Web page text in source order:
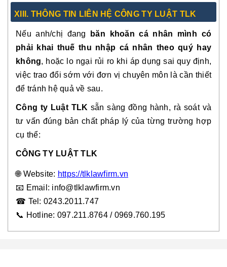
XIII. THÔNG TIN LIÊN HỆ CÔNG TY LUẬT TLK
Nếu anh/chị đang
băn khoăn cá nhân mình có
phải khai thuế thu nhập cá nhân theo quý hay
không, hoặc lo ngại rủi ro khi áp dụng sai quy định,
việc trao đổi sớm với đơn vị chuyên môn là cần thiết
để tránh hệ quả về sau.
Công ty Luật TLK sẵn sàng đồng hành, rà soát và
tư vấn đúng bản chất pháp lý của từng trường hợp
cụ thể:
CÔNG TY LUẬT TLK
🌐 Website: https://tlklawfirm.vn
📧 Email: info@tlklawfirm.vn
☎ Tel: 0243.2011.747
📞 Hotline: 097.211.8764 / 0969.760.195